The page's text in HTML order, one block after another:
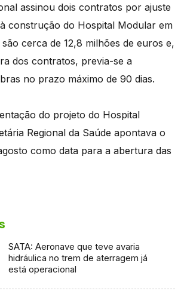
assinou dois contratos por ajuste
construção do Hospital Modular em
cerca de 12,8 milhões de euros e,
dos contratos, previa-se a
no prazo máximo de 90 dias.
do projeto do Hospital
Regional da Saúde apontava o
como data para a abertura das
SATA: Aeronave que teve avaria
hidráulica no trem de aterragem já
está operacional